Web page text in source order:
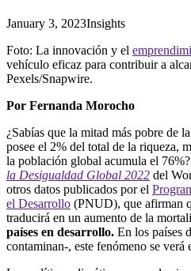
January 3, 2023Insights
Foto: La innovación y el
vehículo eficaz para contribuir a
Pexels/Snapwire.
Por Fernanda Morocho
¿Sabías que la mitad más pobre de
posee el 2% del total de la riqueza,
la población global acumula el
la Desigualdad Global 2022 del
otros datos publicados por el
el Desarrollo (PNUD), que afirman
traducirá en un aumento de la
países en desarrollo. En los países
contaminan-, este fenómeno se verá